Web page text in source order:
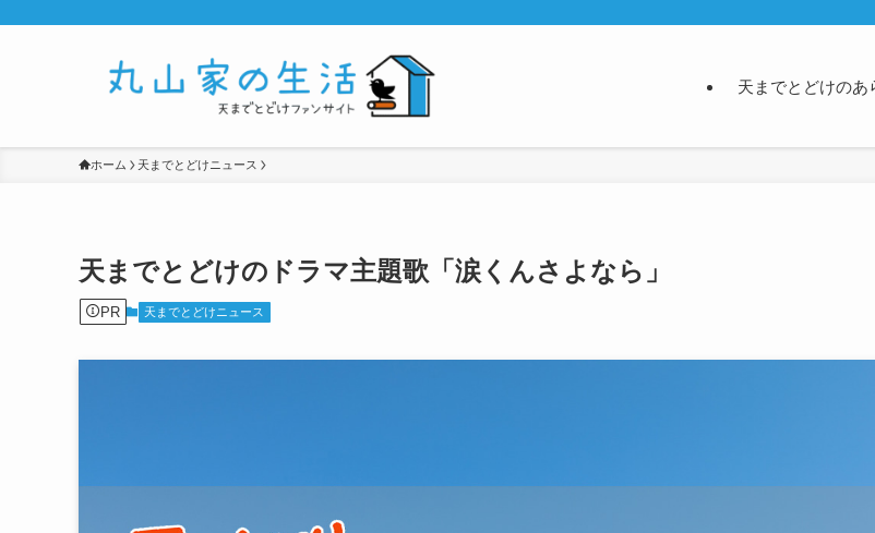
天までとどけのあ
ホーム 天までとどけニュース
天までとどけのドラマ主題歌「涙くんさよなら」
PR 天までとどけニュース